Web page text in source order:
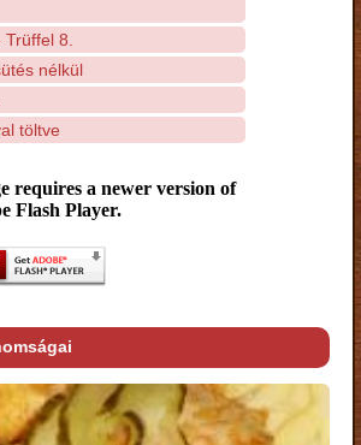
8.
nélkül
töltve
requires a newer version of
Flash Player.